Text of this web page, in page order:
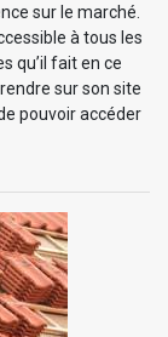
sur le marché.
à tous les
qu’il fait en ce
sur son site
pouvoir accéder